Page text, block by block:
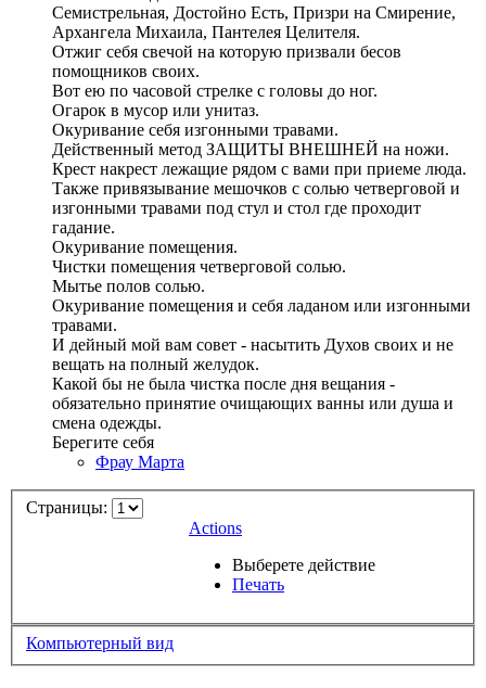
Семистрельная, Достойно Есть, Призри на Смирение,
Архангела Михаила, Пантелея Целителя.
Отжиг себя свечой на которую призвали бесов
помощников своих.
Вот ею по часовой стрелке с головы до ног.
Огарок в мусор или унитаз.
Окуривание себя изгонными травами.
Действенный метод ЗАЩИТЫ ВНЕШНЕЙ на ножи.
Крест накрест лежащие рядом с вами при приеме люда.
Также привязывание мешочков с солью четверговой и
изгонными травами под стул и стол где проходит
гадание.
Окуривание помещения.
Чистки помещения четверговой солью.
Мытье полов солью.
Окуривание помещения и себя ладаном или изгонными
травами.
И дейный мой вам совет - насытить Духов своих и не
вещать на полный желудок.
Какой бы не была чистка после дня вещания -
обязательно принятие очищающих ванны или душа и
смена одежды.
Берегите себя
Фрау Марта
Страницы:
Actions
Выберете действие
Печать
Компьютерный вид